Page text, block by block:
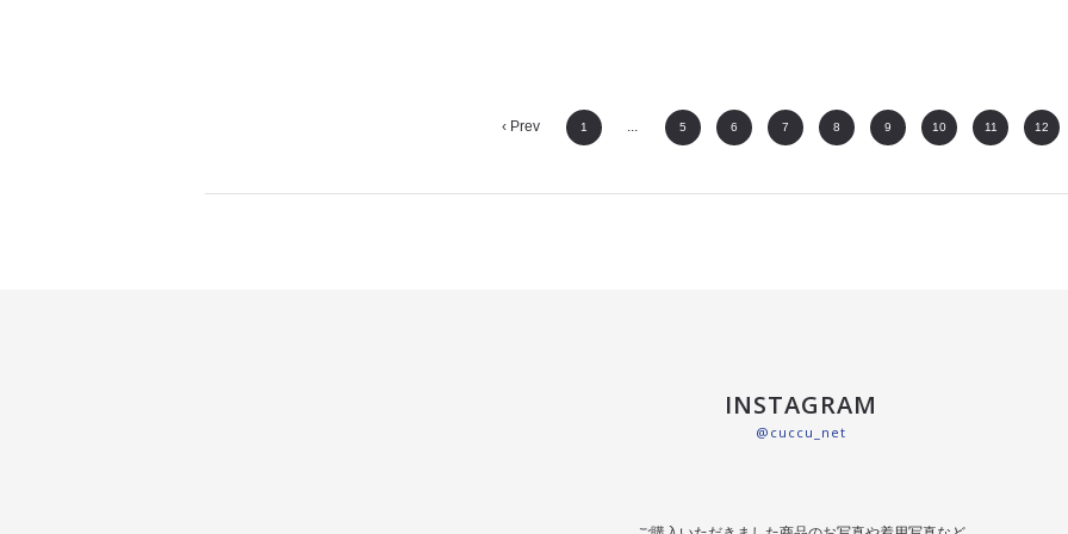
‹ Prev 1 ... 5 6 7 8 9 10 11 12
INSTAGRAM
@cuccu_net